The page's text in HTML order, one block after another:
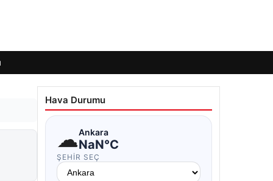
Hava Durumu
☁Ankara
NaN°C
ŞEHIR SEÇ